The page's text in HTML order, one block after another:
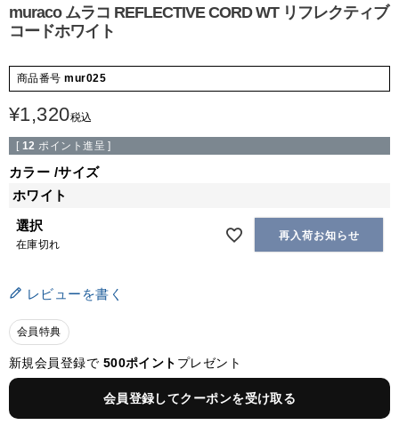
muraco ムラコ REFLECTIVE CORD WT リフレクティブ
コードホワイト
商品番号 mur025
¥1,320税込
[ 12 ポイント進呈 ]
カラー サイズ
ホワイト
選択
在庫切れ
再入荷お知らせ
レビューを書く
会員特典
新規会員登録で 500ポイント プレゼント
会員登録してクーポンを受け取る